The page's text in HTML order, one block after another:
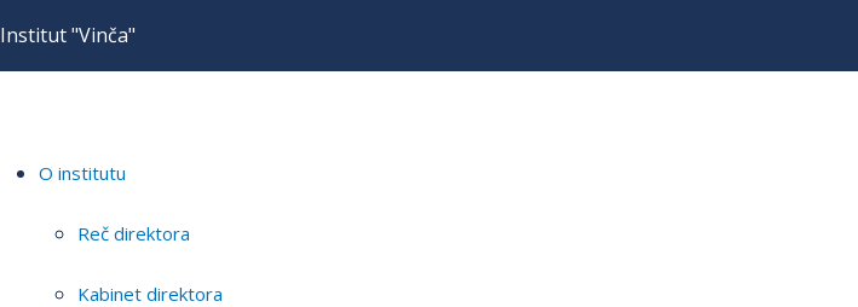
Institut "Vinča"
O institutu
Reč direktora
Kabinet direktora